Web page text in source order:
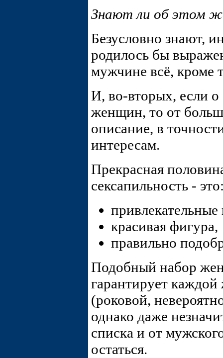
Знают ли об этом
Безусловно знают,
родилось бы
мужчине всё, кроме
И, во-вторых, если о
женщин, то от
описание, в
интересам.
Прекрасная
сексапильность -
красивая фигура,
правильно
Подобный набор
гарантирует
(роковой,
однако даже
списка и от
остаться.